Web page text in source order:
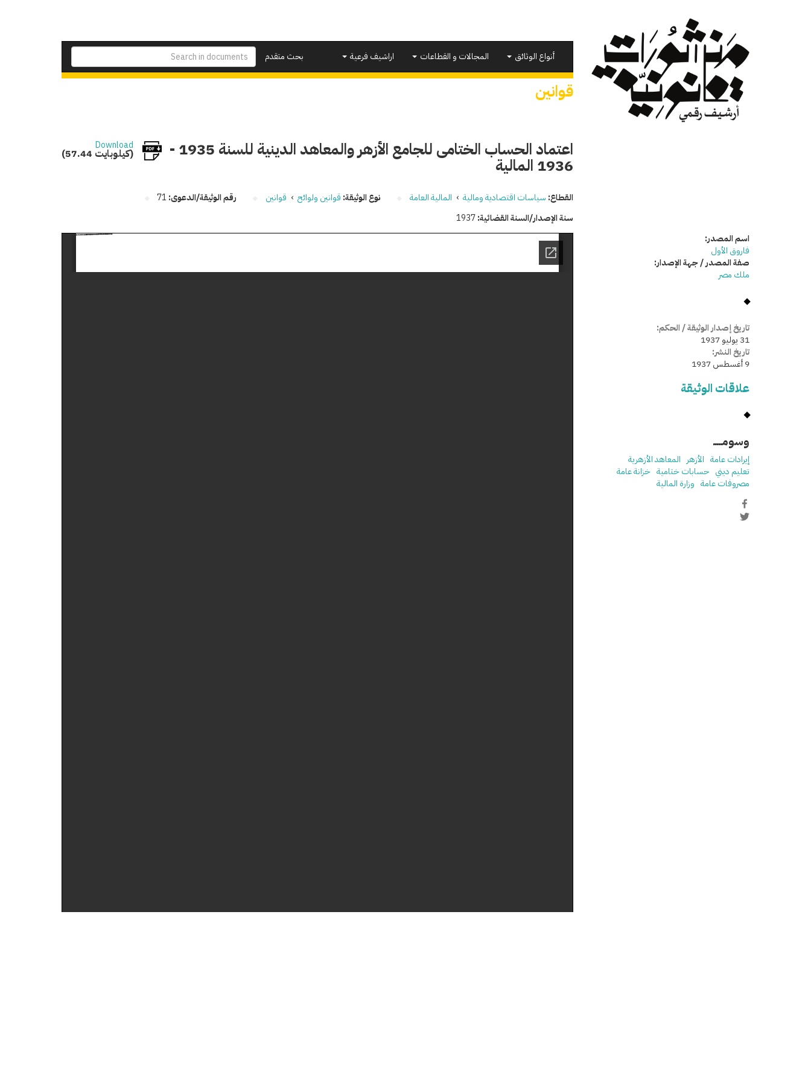
بحث متقدم
أنواع الوثائق المجالات و القطاعات اراشيف فرعية
قوانين
اعتماد الحساب الختامى للجامع الأزهر والمعاهد الدينية للسنة 1935 -
1936 المالية
Download
(57.44 كيلوبايت)
القطاع: سياسات اقتصادية ومالية › المالية العامة نوع الوثيقة: قوانين ولوائح › قوانين رقم الوثيقة/الدعوى: 71
سنة الإصدار/السنة القضائية:1937
اسم المصدر:
فاروق الأول
صفة المصدر / جهة الإصدار:
ملك مصر
تاريخ إصدار الوثيقة / الحكم:
31 يوليو 1937
تاريخ النشر:
9 أغسطس 1937
علاقات الوثيقة
وسومـــــ
إيرادات عامة الأزهر المعاهد الأزهرية
تعليم ديني حسابات ختامية خزانة عامة
مصروفات عامة وزارة المالية